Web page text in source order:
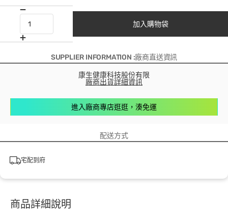
加入購物袋
SUPPLIER INFORMATION :廠商直送資訊
康生健康科技股份有限
廠商出貨詳細資訊
進入廠商專店逛逛，湊免運
配送方式
宅配到府
商品詳細說明